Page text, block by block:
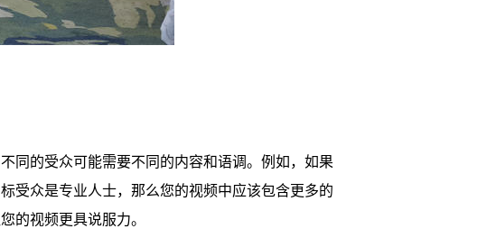
同的受众可能需要不同的内容和语调。例如，如果
受众是专业人士，那么您的视频中应该包含更多的
的视频更具说服力。